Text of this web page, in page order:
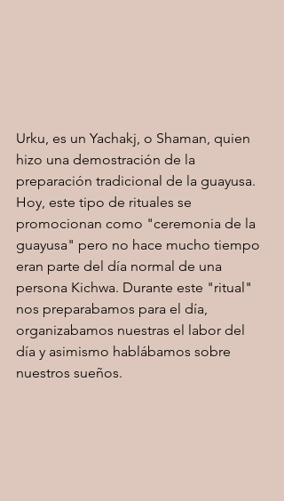
Urku, es un Yachakj, o Shaman, quien
hizo una demostración de la
preparación tradicional de la guayusa.
Hoy, este tipo de rituales se
promocionan como "ceremonia de la
guayusa" pero no hace mucho tiempo
eran parte del día normal de una
persona Kichwa. Durante este "ritual"
nos preparabamos para el día,
organizabamos nuestras el labor del
día y asimismo hablábamos sobre
nuestros sueños.